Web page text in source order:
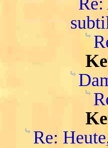
Re: